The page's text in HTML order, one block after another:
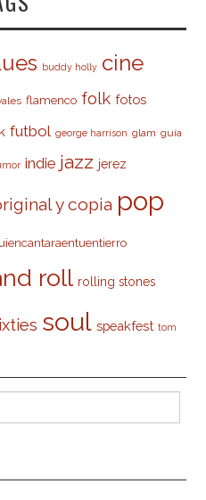
buddy holly cine
flamenco folk fotos
futbol george harrison glam guía
indie jazz jerez
y copia pop
roll rolling stones
soul speakfest tom